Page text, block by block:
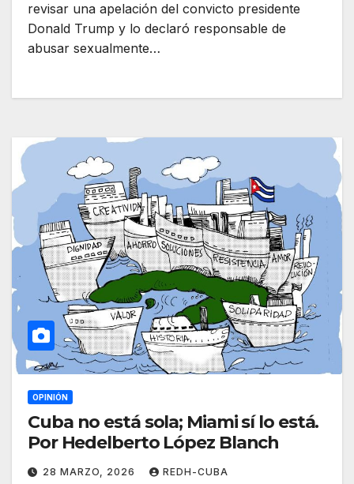
revisar una apelación del convicto presidente
Donald Trump y lo declaró responsable de
abusar sexualmente…
OPINIÓN
Cuba no está sola; Miami sí lo está.
Por Hedelberto López Blanch
28 MARZO, 2026 REDH-CUBA